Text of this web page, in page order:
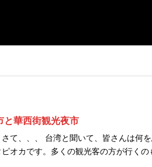
と華西街観光夜市